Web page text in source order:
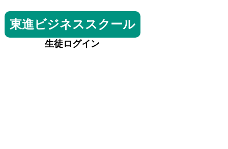
東進ビジネススクール
生徒ログイン